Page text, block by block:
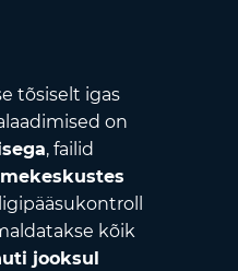
tõsiselt igas
on
, failid
kõik
jooksul